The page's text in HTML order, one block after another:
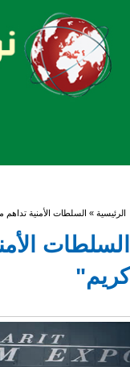
أنت هنا
الرئيسية » السلطات الأمنية
السلطات
كريم"